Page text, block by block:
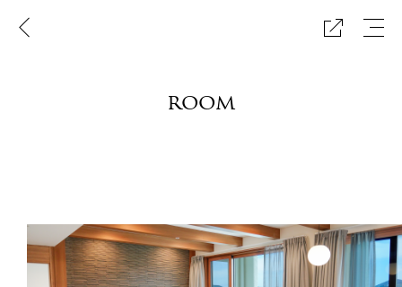
공
메
뉴
room